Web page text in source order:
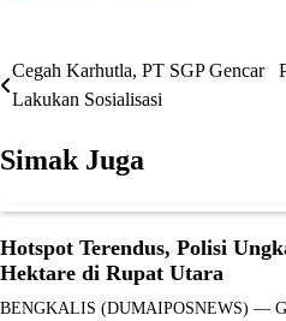
Navigasi
Cegah Karhutla, PT SGP Gencar
Lakukan Sosialisasi
Simak Juga
Hotspot Terendus, Polisi
Hektare di Rupat Utara
BENGKALIS (DUMAIPOSNEWS) —